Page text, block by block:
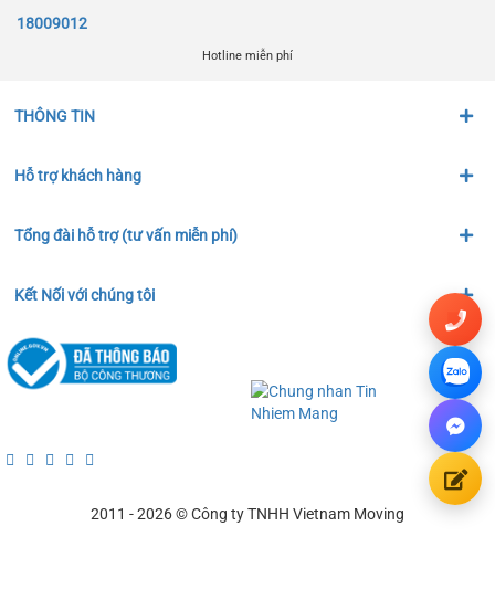
18009012
Hotline miễn phí
THÔNG TIN
Hỗ trợ khách hàng
Tổng đài hỗ trợ (tư vấn miễn phí)
Kết Nối với chúng tôi
2011 - 2026 © Công ty TNHH Vietnam Moving